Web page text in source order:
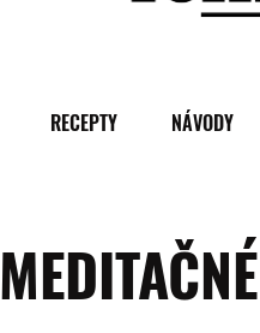
RECEPTY NÁVODY